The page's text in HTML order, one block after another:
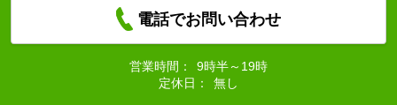
電話でお問い合わせ
営業時間：
9時半～19時
定休日：
無し